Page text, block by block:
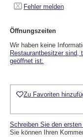
Fehler melden
Öffnungszeiten
Wir haben keine
Restaurantbesitzer sind,
geöffnet ist.
Zu Favoriten
Schreiben Sie den
Sie können Ihren